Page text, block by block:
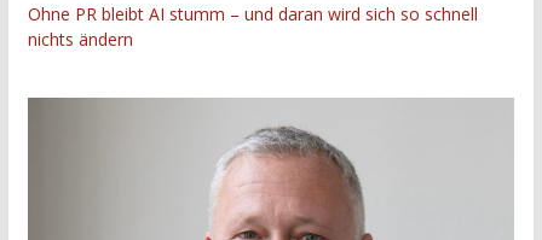
Ohne PR bleibt AI stumm – und daran wird sich so schnell
nichts ändern